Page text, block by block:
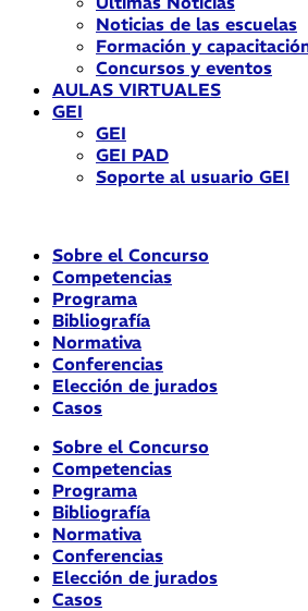
Noticias de las escuelas
Formación y
Concursos y eventos
AULAS VIRTUALES
GEI
GEI
GEI PAD
Soporte al usuario GEI
Sobre el Concurso
Competencias
Programa
Bibliografía
Normativa
Conferencias
Elección de jurados
Casos
Sobre el Concurso
Competencias
Programa
Bibliografía
Normativa
Conferencias
Elección de jurados
Casos